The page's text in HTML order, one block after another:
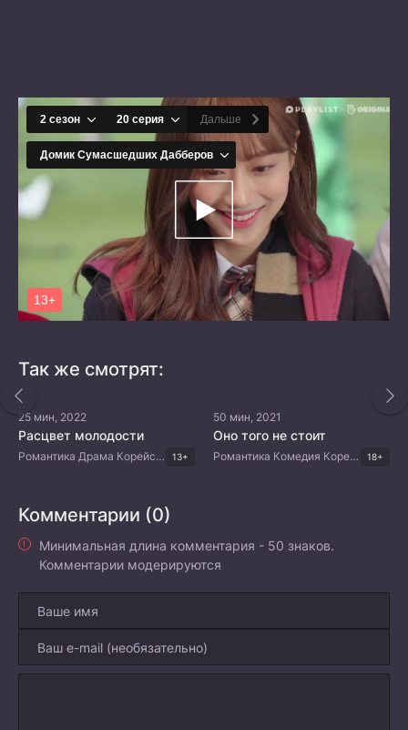
Так же смотрят:
25 мин, 2022
Расцвет молодости
Романтика Драма Корейские дорамы 13+
50 мин, 2021
Оно того не стоит
Романтика Комедия Корейские дорамы 18+
Комментарии (0)
Минимальная длина комментария - 50 знаков.
Комментарии модерируются